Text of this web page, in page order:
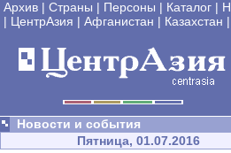
Архив | Страны | Персоны | Каталог |
| ЦентрАзия | Афганистан | Казахстан |
Новости и события
Пятница, 01.07.2016